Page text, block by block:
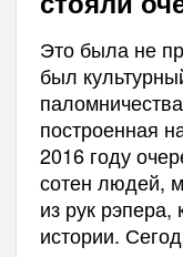
Это была не
был
построенная
2016 году
сотен людей,
из рук рэпера,
истории.